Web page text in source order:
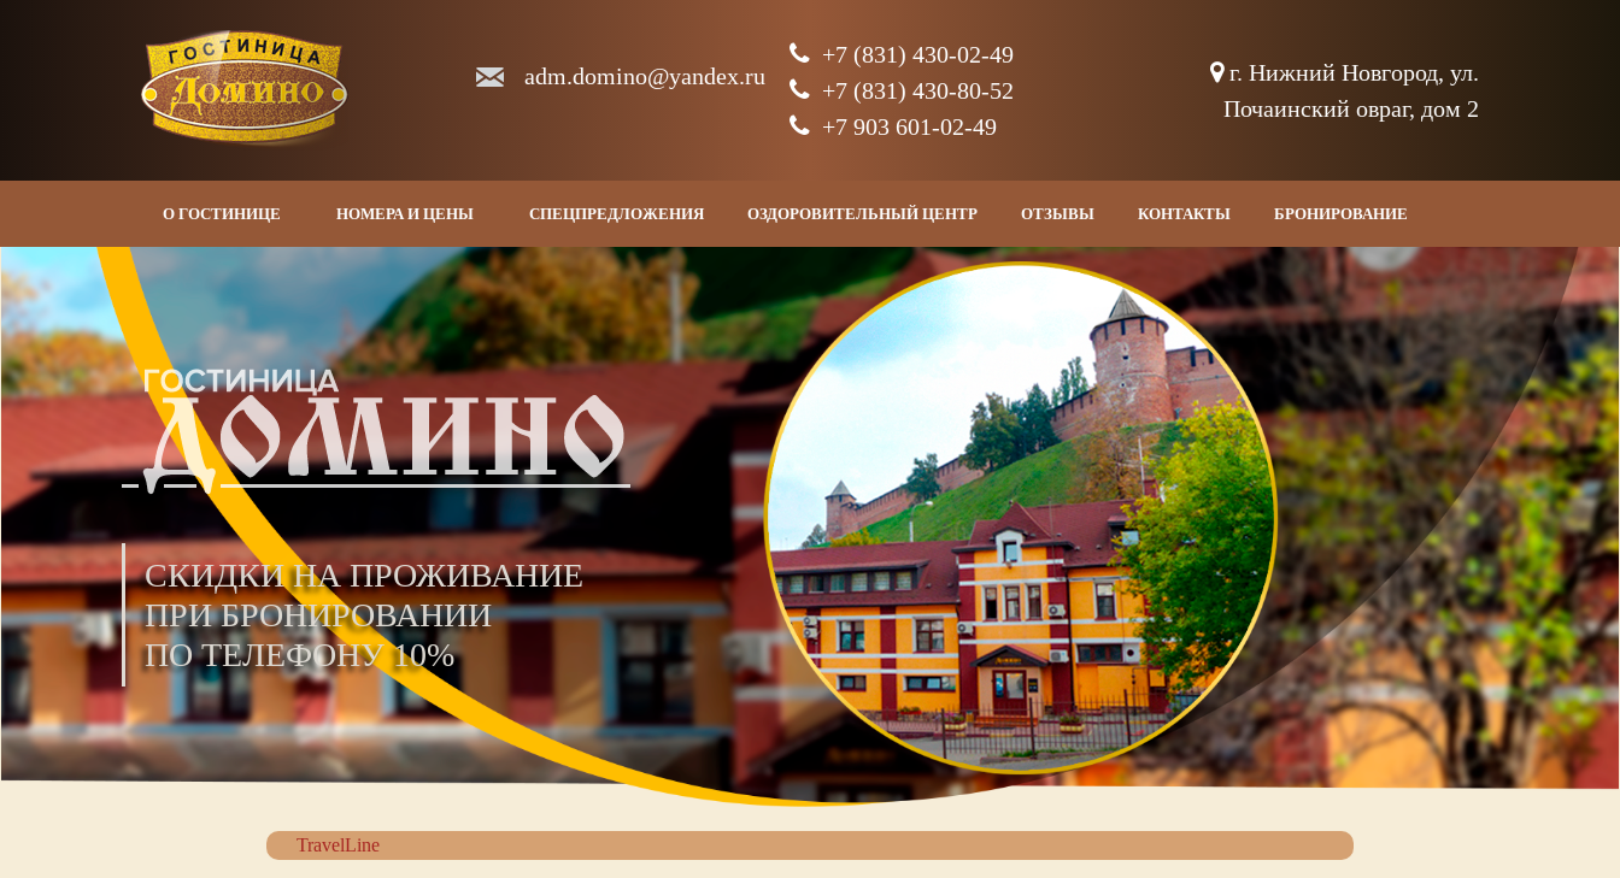
adm.domino@yandex.ru
+7 (831) 430-02-49
+7 (831) 430-80-52
+7 903 601-02-49
г. Нижний Новгород, ул.
Почаинский овраг, дом 2
О ГОСТИНИЦЕ НОМЕРА И ЦЕНЫ СПЕЦПРЕДЛОЖЕНИЯ ОЗДОРОВИТЕЛЬНЫЙ ЦЕНТР ОТЗЫВЫ КОНТАКТЫ БРОНИРОВАНИЕ
СКИДКИ НА ПРОЖИВАНИЕ
ПРИ БРОНИРОВАНИИ
ПО ТЕЛЕФОНУ 10%
TravelLine